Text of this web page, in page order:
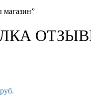
магазин”
руб.